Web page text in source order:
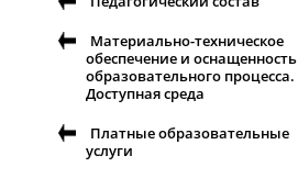
Материально-техническое
обеспечение и оснащенность
образовательного процесса.
Доступная среда
Платные образовательные
услуги